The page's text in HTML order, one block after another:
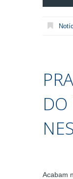
Acabam